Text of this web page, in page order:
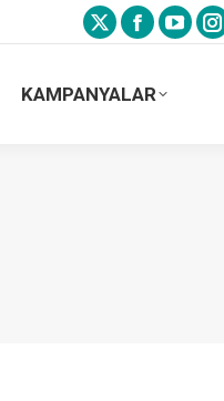
KAMPANYALAR